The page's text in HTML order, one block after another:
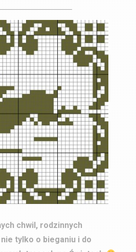
chwil, rodzinnych
tylko o bieganiu i do